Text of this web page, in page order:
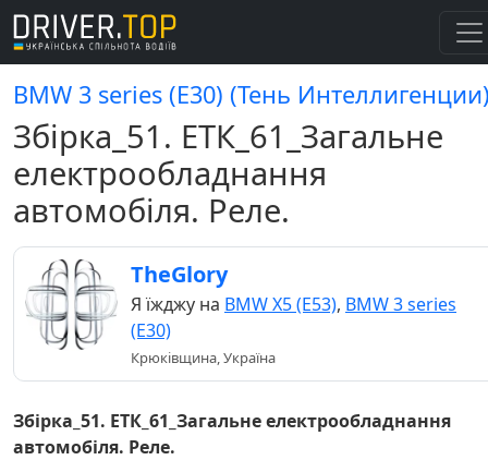
BMW 3 series (E30) (Тень
Збірка_51. ЕТК_61_Загальне
електрообладнання
автомобіля. Реле.
TheGlory
Я їжджу на BMW X5 (E53), BMW 3 series
(E30)
Крюківщина, Україна
Збірка_51. ЕТК_61_Загальне електрообладнання
автомобіля. Реле.